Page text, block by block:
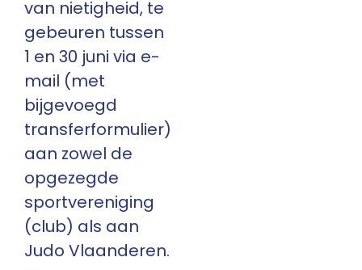
van nietigheid, te
gebeuren tussen
1 en 30 juni via e-
mail (met
bijgevoegd
transferformulier)
aan zowel de
opgezegde
sportvereniging
(club) als aan
Judo Vlaanderen.